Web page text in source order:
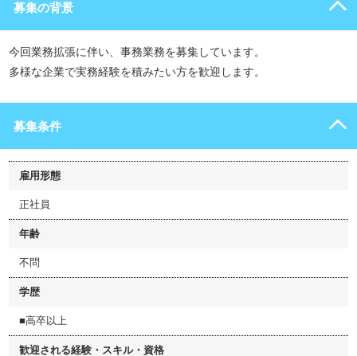
募集の背景
今回業務拡張に伴い、事務業務を募集しています。
多様な企業で実務経験を積みたい方を歓迎します。
募集条件
雇用形態
正社員
年齢
不問
学歴
■高卒以上
歓迎される経験・スキル・資格